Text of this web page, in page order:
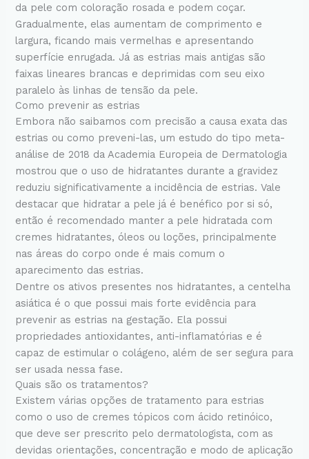
da pele com coloração rosada e podem coçar.
Gradualmente, elas aumentam de comprimento e
largura, ficando mais vermelhas e apresentando
superfície enrugada. Já as estrias mais antigas são
faixas lineares brancas e deprimidas com seu eixo
paralelo às linhas de tensão da pele.
Como prevenir as estrias
Embora não saibamos com precisão a causa exata das
estrias ou como preveni-las, um estudo do tipo meta-
análise de 2018 da Academia Europeia de Dermatologia
mostrou que o uso de hidratantes durante a gravidez
reduziu significativamente a incidência de estrias. Vale
destacar que hidratar a pele já é benéfico por si só,
então é recomendado manter a pele hidratada com
cremes hidratantes, óleos ou loções, principalmente
nas áreas do corpo onde é mais comum o
aparecimento das estrias.
Dentre os ativos presentes nos hidratantes, a centelha
asiática é o que possui mais forte evidência para
prevenir as estrias na gestação. Ela possui
propriedades antioxidantes, anti-inflamatórias e é
capaz de estimular o colágeno, além de ser segura para
ser usada nessa fase.
Quais são os tratamentos?
Existem várias opções de tratamento para estrias
como o uso de cremes tópicos com ácido retinóico,
que deve ser prescrito pelo dermatologista, com as
devidas orientações, concentração e modo de aplicação